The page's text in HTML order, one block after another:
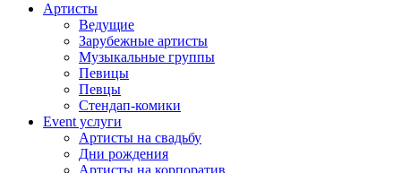
Артисты
Ведущие
Зарубежные артисты
Музыкальные группы
Певицы
Певцы
Стендап-комики
Event услуги
Артисты на свадьбу
Дни рождения
Артисты на корпоратив